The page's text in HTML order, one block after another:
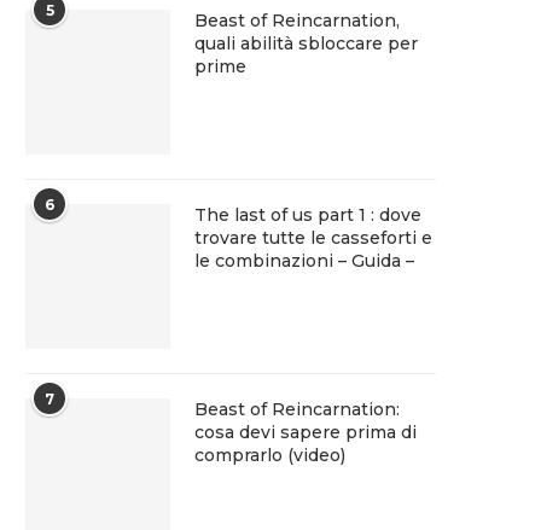
5
Beast of Reincarnation,
quali abilità sbloccare per
prime
6
The last of us part 1 : dove
trovare tutte le casseforti e
le combinazioni – Guida –
7
Beast of Reincarnation:
cosa devi sapere prima di
comprarlo (video)